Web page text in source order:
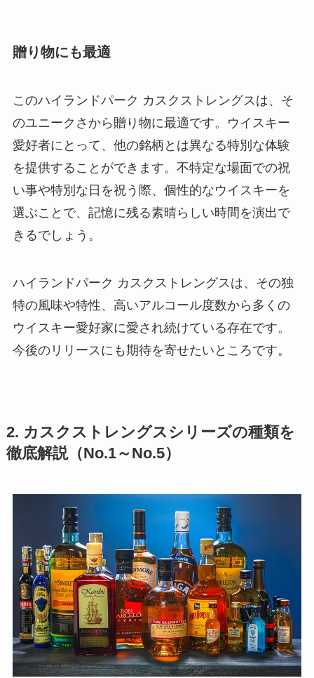
贈り物にも最適
このハイランドパーク カスクストレングスは、そ
のユニークさから贈り物に最適です。ウイスキー
愛好者にとって、他の銘柄とは異なる特別な体験
を提供することができます。不特定な場面での祝
い事や特別な日を祝う際、個性的なウイスキーを
選ぶことで、記憶に残る素晴らしい時間を演出で
きるでしょう。
ハイランドパーク カスクストレングスは、その独
特の風味や特性、高いアルコール度数から多くの
ウイスキー愛好家に愛され続けている存在です。
今後のリリースにも期待を寄せたいところです。
2. カスクストレングスシリーズの種類を
徹底解説（No.1～No.5）